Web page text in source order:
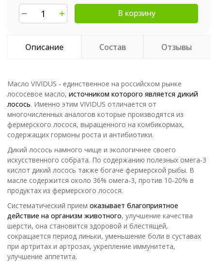
В корзину
Описание Состав Отзывы
Масло VIVIDUS - единственное на российском рынке
лососевое масло, источником которого является дикий
лосось. Именно этим VIVIDUS отличается от
многочисленных аналогов которые производятся из
фермерского лосося, выращенного на комбикормах,
содержащих гормоны роста и антибиотики.
Дикий лосось намного чище и экологичнее своего
искусственного собрата. По содержанию полезных омега-3
кислот дикий лосось также богаче фермерской рыбы. В
масле содержится около 36% омега-3, против 10-20% в
продуктах из фермерского лосося.
Систематический прием оказывает благоприятное
действие на организм животного, улучшение качества
шерсти, она становится здоровой и блестящей,
сокращается период линьки, уменьшение боли в суставах
при артритах и артрозах, укрепление иммунитета,
улучшение аппетита.